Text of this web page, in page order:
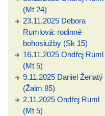
(Mt 24)
23.11.2025 Debora
Rumlová: rodinné
bohoslužby (Sk 15)
16.11.2025 Ondřej Ruml
(Mt 5)
9.11.2025 Daniel Ženatý
(Žalm 85)
2.11.2025 Ondřej Ruml
(Mt 5)